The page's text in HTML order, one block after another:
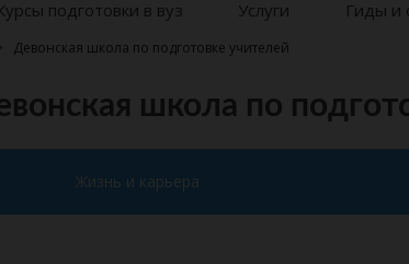
подготовки в вуз Услуги Гиды и
Девонская школа по подготовке учителей
школа по
Жизнь и карьера